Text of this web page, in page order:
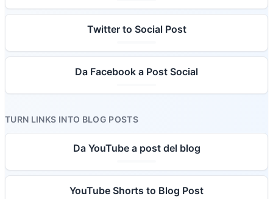
Twitter to Social Post
Da Facebook a Post Social
TURN LINKS INTO BLOG POSTS
Da YouTube a post del blog
YouTube Shorts to Blog Post